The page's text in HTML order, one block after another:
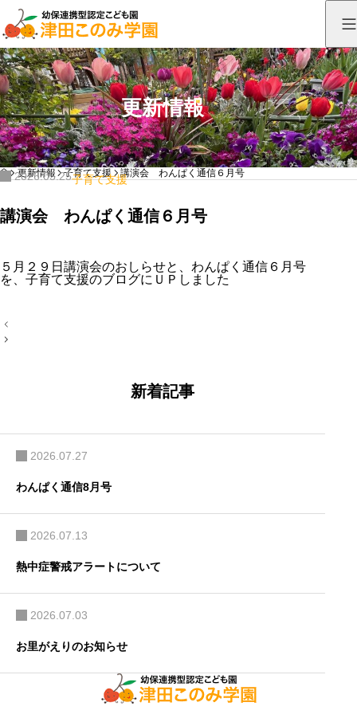
更新情報
HOME
更新情報 子育て支援 講演会 わんぱく通信６月号
2026.05.25子育て支援
講演会 わんぱく通信６月号
５月２９日講演会のおしらせと、わんぱく通信６月号
を、 子育て支援のブログにＵＰしました
投
稿
新着記事
2026.07.27
わんぱく通信8月号
2026.07.13
熱中症警戒アラートについて
2026.07.03
お里がえりのお知らせ